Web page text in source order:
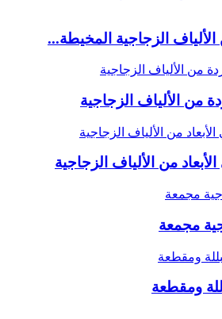
الزجاجية المخيطة...
من الألياف الزجاجية
من الألياف الزجاجية
مجمعة
ومقطعة